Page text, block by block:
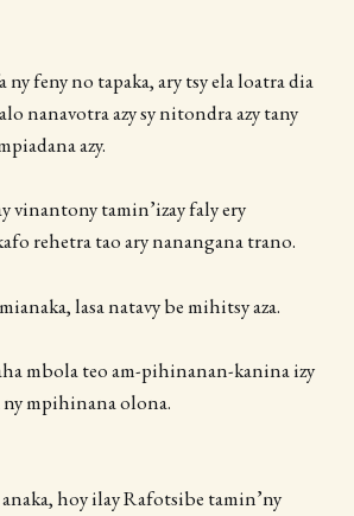
ny feny no tapaka, ary tsy ela loatra dia
nanavotra azy sy nitondra azy tany
azy.
vinantony tamin’izay faly ery
rehetra tao ary nanangana trano.
lasa natavy be mihitsy aza.
mbola teo am-pihinanan-kanina izy
mpihinana olona.
hoy ilay Rafotsibe tamin’ny